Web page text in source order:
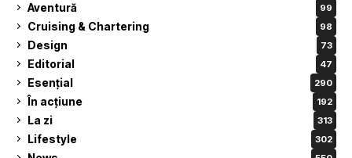
Aventură 99
Cruising & Chartering 98
Design 73
Editorial 47
Esențial 290
În acțiune 192
La zi 313
Lifestyle 302